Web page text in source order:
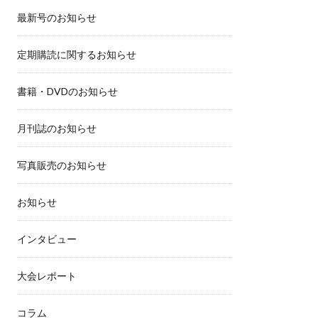
最新号のお知らせ
定期購読に関するお知らせ
書籍・DVDのお知らせ
月刊誌のお知らせ
写真販売のお知らせ
お知らせ
インタビュー
大会レポート
コラム